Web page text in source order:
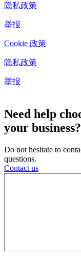
隐私政策
举报
Cookie 政策
隐私政策
举报
Need help
your business?
Do not hesitate to
questions.
Contact us